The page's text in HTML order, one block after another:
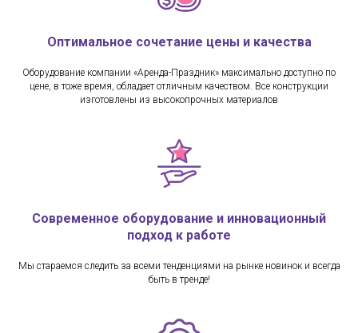
Оптимальное сочетание цены и качества
Оборудование компании «Аренда-Праздник» максимально доступно по
цене, в тоже время, обладает отличным качеством. Все конструкции
изготовлены из высокопрочных материалов
Современное оборудование и инновационный
подход к работе
Мы стараемся следить за всеми тенденциями на рынке новинок и всегда
быть в тренде!